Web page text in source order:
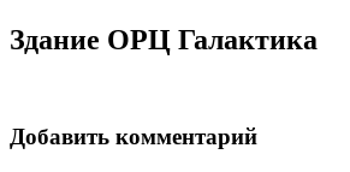
Здание ОРЦ Галактика
Добавить комментарий